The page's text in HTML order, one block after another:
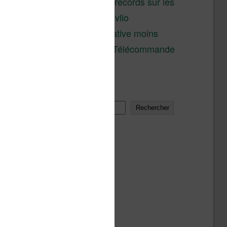
liseuses Kobo et Vivlio
Une alternative moins
chère à la Télécommande
Rechercher